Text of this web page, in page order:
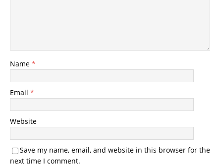
Name *
Email *
Website
Save my name, email, and website in this browser for the
next time I comment.